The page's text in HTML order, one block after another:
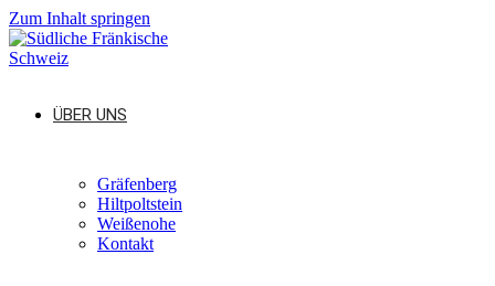
Zum Inhalt springen
ÜBER UNS
Gräfenberg
Hiltpoltstein
Weißenohe
Kontakt